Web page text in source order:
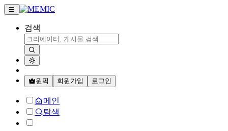
검색
원픽 회원가입 로그인
메인
탐색